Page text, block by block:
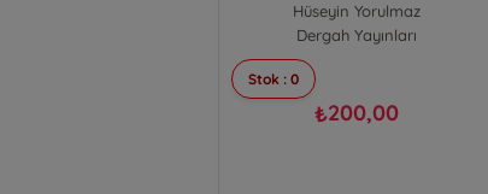
Hüseyin Yorulmaz
Dergah Yayınları
Stok : 0
₺200,00